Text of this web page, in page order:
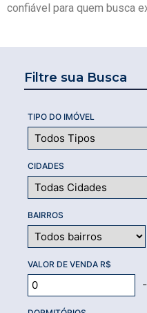
Filtre sua Busca
TIPO DO IMÓVEL
CIDADES
BAIRROS
VALOR DE VENDA R$
-
confiável para quem busca